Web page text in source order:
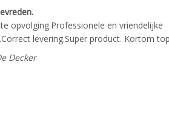
opvolging.Professionele en vriendelijke
levering.Super product. Kortom
Decker